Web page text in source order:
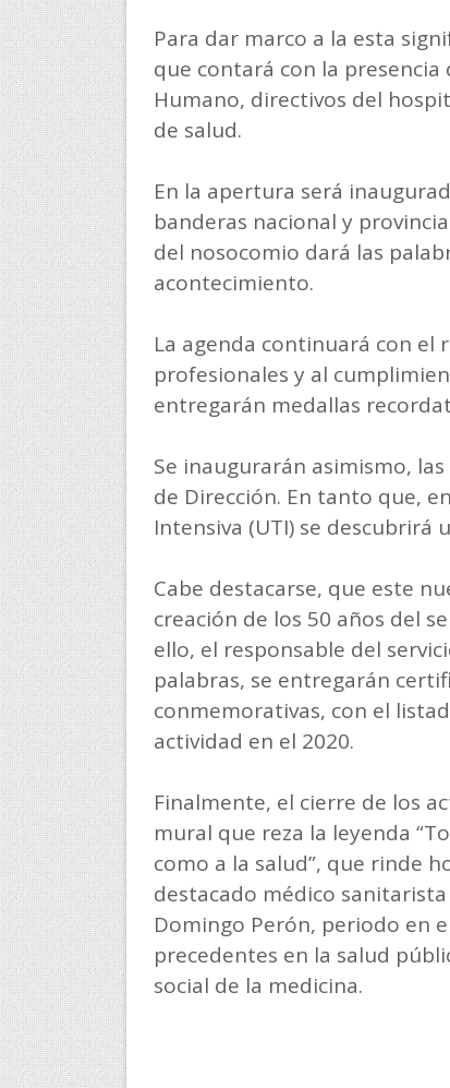
Para dar marco a la esta
que contará con la
Humano, directivos del
de salud.
En la apertura será
banderas nacional y
del nosocomio dará las
acontecimiento.
La agenda continuará con el
profesionales y al
entregarán medallas
Se inaugurarán asimismo,
de Dirección. En tanto que,
Intensiva (UTI) se descubrirá
Cabe destacarse, que este
creación de los 50 años del
ello, el responsable del
palabras, se entregarán
conmemorativas, con el
actividad en el 2020.
Finalmente, el cierre de los
mural que reza la leyenda
como a la salud”, que rinde
destacado médico
Domingo Perón, periodo en
precedentes en la salud
social de la medicina.